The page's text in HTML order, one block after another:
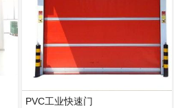
PVC工业快速门